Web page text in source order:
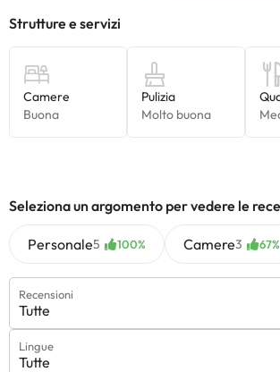
Tutte le informazioni presenti in questa pagina
Seleziona un argomento per vedere le
Personale5 100% Camere3 67%
Recensioni
Tutte
Lingue
Tutte